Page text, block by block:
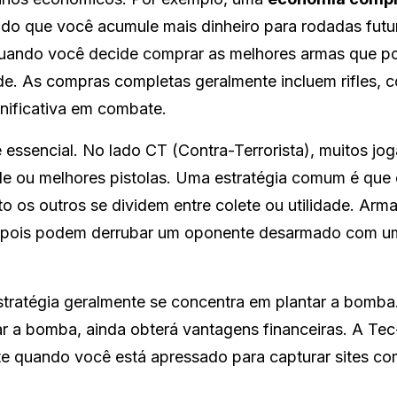
que você acumule mais dinheiro para rodadas
você decide comprar as melhores armas que
As compras completas geralmente incluem rifles,
em combate.
No lado CT (Contra-Terrorista), muitos
ou melhores pistolas. Uma estratégia comum é que
os outros se dividem entre colete ou utilidade.
podem derrubar um oponente desarmado com
geralmente se concentra em plantar a
a bomba, ainda obterá vantagens financeiras. A
quando você está apressado para capturar sites